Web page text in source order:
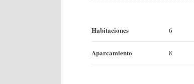
Habitaciones 6
Aparcamiento 8